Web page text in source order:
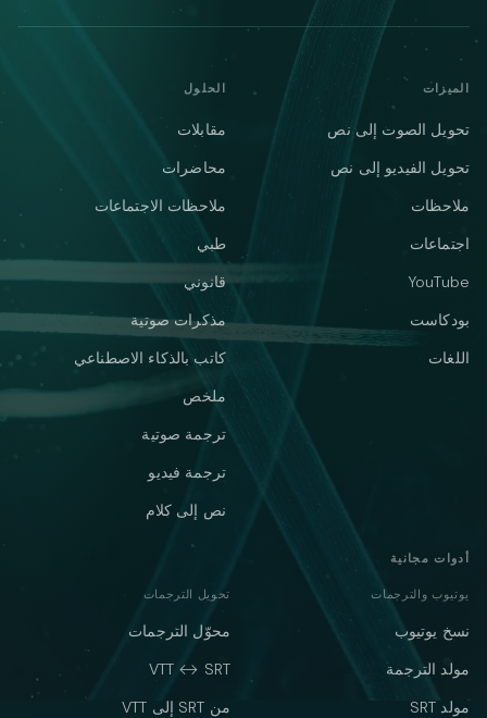
الميزات
تحويل الصوت إلى نص
تحويل الفيديو إلى نص
ملاحظات
اجتماعات
YouTube
بودكاست
اللغات
الحلول
مقابلات
محاضرات
ملاحظات الاجتماعات
طبي
قانوني
مذكرات صوتية
كاتب بالذكاء الاصطناعي
ملخص
ترجمة صوتية
ترجمة فيديو
نص إلى كلام
أدوات مجانية
يوتيوب والترجمات
نسخ يوتيوب
مولد الترجمة
مولد SRT
تحويل الترجمات
محوّل الترجمات
VTT ↔ SRT
من SRT إلى VTT